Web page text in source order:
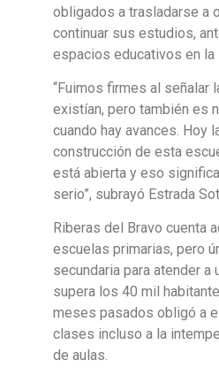
obligados a trasladarse a
continuar sus estudios,
espacios educativos en la
“Fuimos firmes al señalar
existían, pero también es
cuando hay avances. Hoy
construcción de esta
está abierta y eso
serio”, subrayó Estrada
Riberas del Bravo cuenta
escuelas primarias, pero
secundaria para atender a
supera los 40 mil
meses pasados obligó a
clases incluso a la
de aulas.